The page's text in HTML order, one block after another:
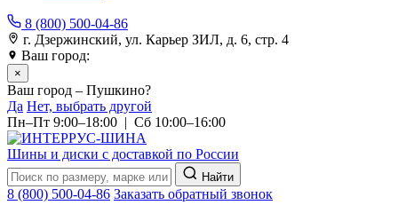
8 (800) 500-04-86
г. Дзержинский, ул. Карьер ЗИЛ, д. 6, стр. 4
Ваш город:
×
Ваш город – Пушкино?
Да Нет, выбрать другой
Пн–Пт 9:00–18:00 | Сб 10:00–16:00
Шины и диски с доставкой по России
Найти
8 (800) 500-04-86 Заказать обратный звонок